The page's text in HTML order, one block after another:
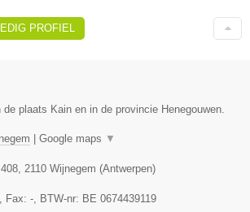
PROFIEL
de plaats Kain en in de provincie Henegouwen.
Google maps ▼
, 2110 Wijnegem (Antwerpen)
, Fax: -, BTW-nr: BE 0674439119